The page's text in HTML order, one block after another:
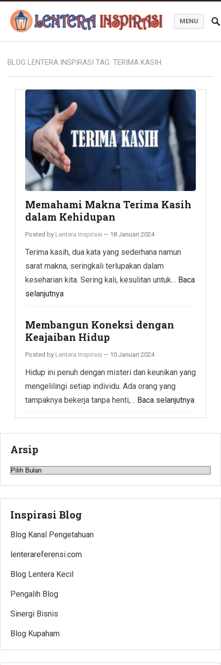
MENU
BLOG LENTERA INSPIRASI TAG: TERIMA KASIH
Memahami Makna Terima Kasih
dalam Kehidupan
Posted by Lentera Inspirasi — 18 Januari 2024
Terima kasih, dua kata yang sederhana namun
sarat makna, seringkali terlupakan dalam
keseharian kita. Sering kali, kesulitan untuk… Baca
selanjutnya
Membangun Koneksi dengan
Keajaiban Hidup
Posted by Lentera Inspirasi — 10 Januari 2024
Hidup ini penuh dengan misteri dan keunikan yang
mengelilingi setiap individu. Ada orang yang
tampaknya bekerja tanpa henti,… Baca selanjutnya
Arsip
Arsip
Inspirasi Blog
Blog Kanal Pengetahuan
lenterareferensi.com
Blog Lentera Kecil
Pengalih Blog
Sinergi Bisnis
Blog Kupaham